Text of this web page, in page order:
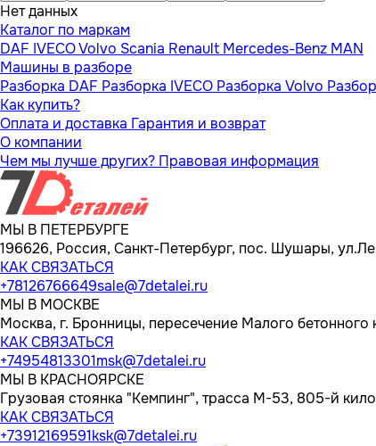
Нет данных
Каталог по маркам
DAF IVECOVolvo Scania Renault Mercedes-Benz MAN
Машины в разборе
Разборка DAF Разборка IVECO Разборка Volvo
Как купить?
Оплата и доставка Гарантия и возврат
О компании
Чем мы лучше других? Правовая информация
МЫ В ПЕТЕРБУРГЕ
196626, Россия, Санкт-Петербург, пос. Шушары,
КАК СВЯЗАТЬСЯ
+78126766649sale@7detalei.ru
МЫ В МОСКВЕ
Москва, г. Бронницы, пересечение Малого
КАК СВЯЗАТЬСЯ
+74954813301msk@7detalei.ru
МЫ В КРАСНОЯРСКЕ
Грузовая стоянка "Кемпинг", трасса M-53, 805-й
КАК СВЯЗАТЬСЯ
+73912169591ksk@7detalei.ru